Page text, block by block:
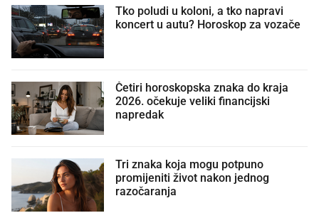
Tko poludi u koloni, a tko napravi
koncert u autu? Horoskop za vozače
Četiri horoskopska znaka do kraja
2026. očekuje veliki financijski
napredak
Tri znaka koja mogu potpuno
promijeniti život nakon jednog
razočaranja